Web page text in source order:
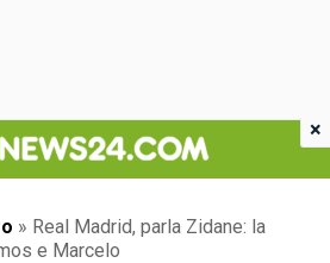
» Real Madrid, parla Zidane: la
e Marcelo
×